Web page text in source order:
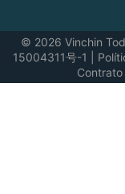
© 2026 Vinchin
15004311号-1